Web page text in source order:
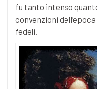
fu tanto intenso
convenzioni
fedeli.